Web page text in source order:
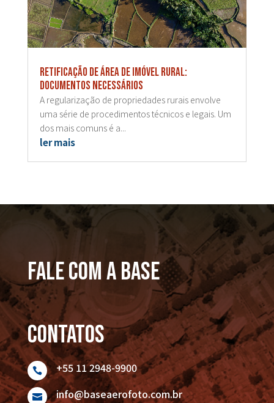
Retificação de área de imóvel rural:
documentos necessários
A regularização de propriedades rurais envolve
uma série de procedimentos técnicos e legais. Um
dos mais comuns é a...
ler mais
FALE COM A BASE
Contatos
 +55 11 2948-9900
 info@baseaerofoto.com.br